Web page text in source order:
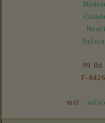
99 Bd
F-
mél :